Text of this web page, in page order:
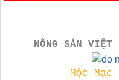
NÔNG SẢN VIỆT
Mộc